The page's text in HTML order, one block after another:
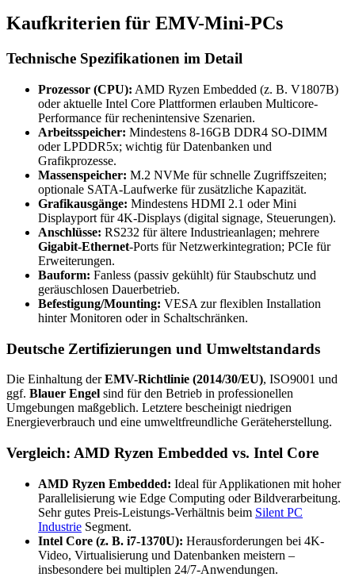
Kaufkriterien für EMV-Mini-PCs
Technische Spezifikationen im Detail
Prozessor (CPU): AMD Ryzen Embedded (z. B. V1807B)
oder aktuelle Intel Core Plattformen erlauben Multicore-
Performance für rechenintensive Szenarien.
Arbeitsspeicher: Mindestens 8-16GB DDR4 SO-DIMM
oder LPDDR5x; wichtig für Datenbanken und
Grafikprozesse.
Massenspeicher: M.2 NVMe für schnelle Zugriffszeiten;
optionale SATA-Laufwerke für zusätzliche Kapazität.
Grafikausgänge: Mindestens HDMI 2.1 oder Mini
Displayport für 4K-Displays (digital signage, Steuerungen).
Anschlüsse: RS232 für ältere Industrieanlagen; mehrere
Gigabit-Ethernet-Ports für Netzwerkintegration; PCIe für
Erweiterungen.
Bauform: Fanless (passiv gekühlt) für Staubschutz und
geräuschlosen Dauerbetrieb.
Befestigung/Mounting: VESA zur flexiblen Installation
hinter Monitoren oder in Schaltschränken.
Deutsche Zertifizierungen und Umweltstandards
Die Einhaltung derEMV-Richtlinie (2014/30/EU), ISO9001 und
ggf. Blauer Engel sind für den Betrieb in professionellen
Umgebungen maßgeblich. Letztere bescheinigt niedrigen
Energieverbrauch und eine umweltfreundliche Geräteherstellung.
Vergleich: AMD Ryzen Embedded vs. Intel Core
AMD Ryzen Embedded: Ideal für Applikationen mit hoher
Parallelisierung wie Edge Computing oder Bildverarbeitung.
Sehr gutes Preis-Leistungs-Verhältnis beim Silent PC
Industrie Segment.
Intel Core (z. B. i7-1370U): Herausforderungen bei 4K-
Video, Virtualisierung und Datenbanken meistern –
insbesondere bei multiplen 24/7-Anwendungen.